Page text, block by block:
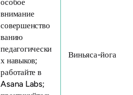
особое
внимание
совершенство
ванию
педагогически
х навыков;
работайте в
Asana Labs;
Виньяса-йога